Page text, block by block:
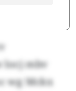
locj mbv
wg Mckx